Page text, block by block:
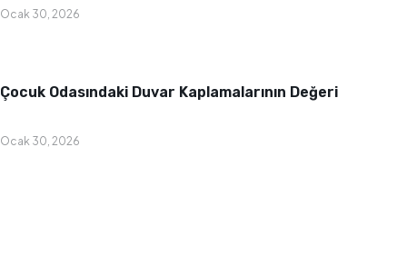
Ocak 30, 2026
Çocuk Odasındaki Duvar Kaplamalarının Değeri
Ocak 30, 2026